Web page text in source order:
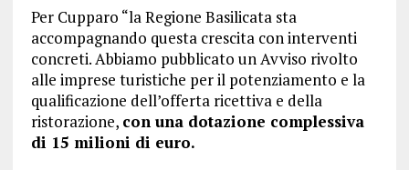
Per Cupparo “la Regione Basilicata sta
accompagnando questa crescita con interventi
concreti. Abbiamo pubblicato un Avviso rivolto
alle imprese turistiche per il potenziamento e la
qualificazione dell’offerta ricettiva e della
ristorazione, con una dotazione complessiva
di 15 milioni di euro.